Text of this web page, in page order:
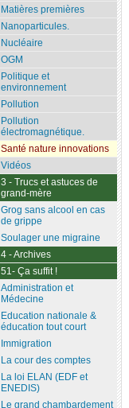
Matières premières
Nanoparticules.
Nucléaire
OGM
Politique et
environnement
Pollution
Pollution
électromagnétique.
Santé nature innovations
Vidéos
3 - Trucs et astuces de
grand-mère
Grog sans alcool en cas
de grippe
Soulager une migraine
4 - Archives
51- Ça suffit !
Administration et
Médecine
Education nationale &
éducation tout court
Immigration
La cour des comptes
La loi ELAN (EDF et
ENEDIS)
Le grand chambardement